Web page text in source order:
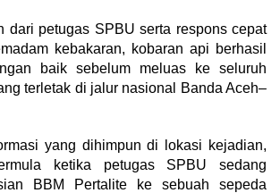
dari petugas SPBU serta respons cepat
kebakaran, kobaran api berhasil
baik sebelum meluas ke seluruh
terletak di jalur nasional Banda Aceh–
yang dihimpun di lokasi kejadian,
ketika petugas SPBU sedang
BBM Pertalite ke sebuah sepeda